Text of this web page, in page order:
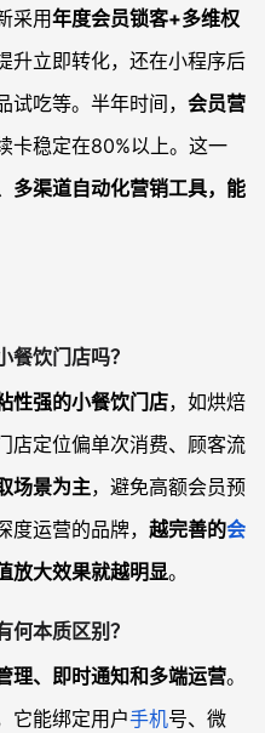
采用年度会员锁客+多维权
升立即转化，还在小程序后
吃等。半年时间， 会员营
卡稳定在80%以上。这一
多渠道自动化营销工具，能
餐饮门店吗？
性强的小餐饮门店，如烘焙
店定位偏单次消费、顾客流
场景为主，避免高额会员预
运营的品牌， 越完善的会
放大效果就越明显。
何本质区别？
理、即时通知和多端运营。
它能绑定用户手机号、微